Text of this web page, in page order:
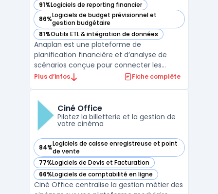
91%Logiciels de reporting financier
— voir Anaplan dans cette catégorie
86%Logiciels de budget prévisionnel et
gestion budgétaire
— voir Anaplan dans cette catégorie
81%Outils ETL & intégration de données
— voir Anaplan dans cette catégorie
Anaplan est une plateforme de
planification financière et d’analyse de
scénarios conçue pour connecter les
données, workflows métiers et utilisateurs
variés tout en prenant en compte des
variables métiers à travers ...
Plus d’infos Fiche complète
Ciné Office
Pilotez la billetterie et la gestion de
votre cinéma
84%Logiciels de caisse enregistreuse et point
de vente
— voir Ciné Office dans cette catégorie
77%Logiciels de Devis et Facturation
— voir Ciné Office dans cette catégorie
66%Logiciels de comptabilité en ligne
— voir Ciné Office dans cette catégorie
Ciné Office centralise la gestion métier des